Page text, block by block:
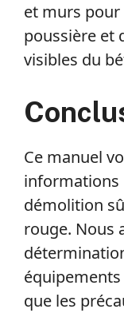
et murs pour
poussière et
visibles du
Ce manuel
informations
démolition
rouge. Nous
que les